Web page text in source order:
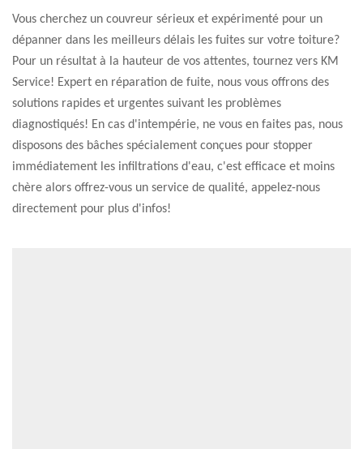
Vous cherchez un couvreur sérieux et expérimenté pour un
dépanner dans les meilleurs délais les fuites sur votre toiture?
Pour un résultat à la hauteur de vos attentes, tournez vers KM
Service! Expert en réparation de fuite, nous vous offrons des
solutions rapides et urgentes suivant les problèmes
diagnostiqués! En cas d'intempérie, ne vous en faites pas, nous
disposons des bâches spécialement conçues pour stopper
immédiatement les infiltrations d'eau, c'est efficace et moins
chère alors offrez-vous un service de qualité, appelez-nous
directement pour plus d'infos!